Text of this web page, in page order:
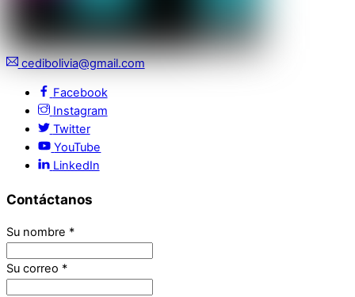
cedibolivia@gmail.com
Facebook
Instagram
Twitter
YouTube
LinkedIn
Contáctanos
Su nombre *
Su correo *